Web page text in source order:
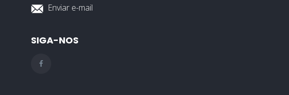
Enviar e-mail
SIGA-NOS